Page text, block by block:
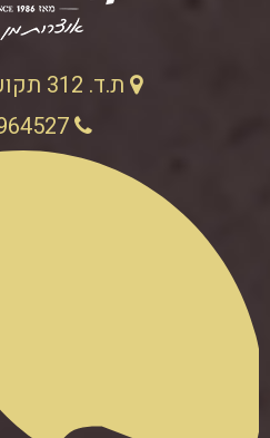
ת.ד. 312 תקוע 9090800
02-9964527